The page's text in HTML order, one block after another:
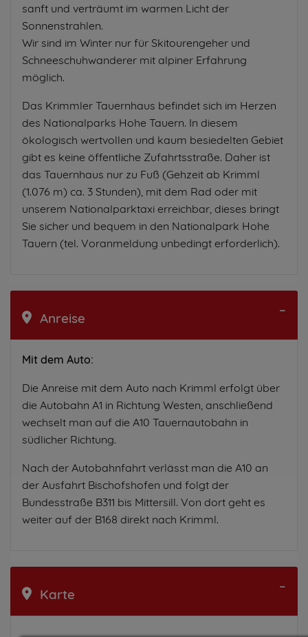
sanft und verträumt im warmen Licht der
Sonnenstrahlen.
Wir sind im Winter nur für Skitourengeher und
Schneeschuhwanderer mit alpiner Erfahrung
möglich.
Das Krimmler Tauernhaus befindet sich im Herzen
des Nationalparks Hohe Tauern. In diesem
ökologisch wertvollen und kaum besiedelten Gebiet
gibt es keine öffentliche Zufahrtsstraße. Daher ist
das Tauernhaus nur zu Fuß (Gehzeit ab Krimml
(1.076 m) ca. 3 Stunden), mit dem Rad oder mit
unserem Nationalparktaxi erreichbar, dieses bringt
Sie sicher und bequem in den Nationalpark Hohe
Tauern (tel. Voranmeldung unbedingt erforderlich).
Anreise
Mit dem Auto:
Die Anreise mit dem Auto nach Krimml erfolgt über
die Autobahn A1 in Richtung Westen, anschließend
wechselt man auf die A10 Tauernautobahn in
südlicher Richtung.
Nach der Autobahnfahrt verlässt man die A10 an
der Ausfahrt Bischofshofen und folgt der
Bundesstraße B311 bis Mittersill. Von dort geht es
weiter auf der B168 direkt nach Krimml.
Karte